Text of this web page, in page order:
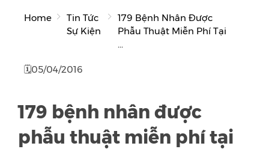
Home
Tin Tức
Sự Kiện
179 Bệnh Nhân Được
Phẫu Thuật Miễn Phí Tại
...
🗓05/04/2016
179 bệnh nhân được
phẫu thuật miễn phí tại